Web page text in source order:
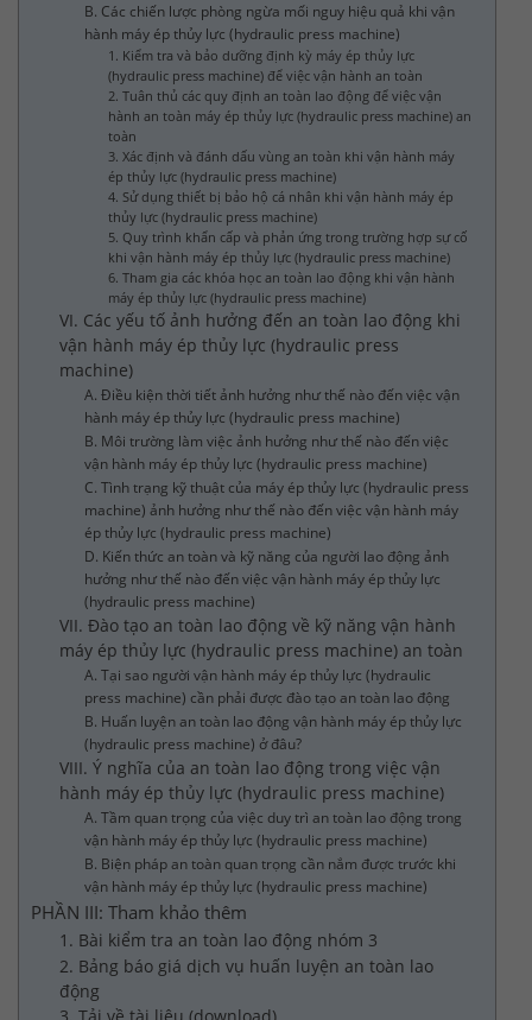
B. Các chiến lược phòng ngừa mối nguy hiệu quả khi vận
hành máy ép thủy lực (hydraulic press machine)
1. Kiểm tra và bảo dưỡng định kỳ máy ép thủy lực
(hydraulic press machine) để việc vận hành an toàn
2. Tuân thủ các quy định an toàn lao động để việc vận
hành an toàn máy ép thủy lực (hydraulic press machine) an
toàn
3. Xác định và đánh dấu vùng an toàn khi vận hành máy
ép thủy lực (hydraulic press machine)
4. Sử dụng thiết bị bảo hộ cá nhân khi vận hành máy ép
thủy lực (hydraulic press machine)
5. Quy trình khẩn cấp và phản ứng trong trường hợp sự cố
khi vận hành máy ép thủy lực (hydraulic press machine)
6. Tham gia các khóa học an toàn lao động khi vận hành
máy ép thủy lực (hydraulic press machine)
VI. Các yếu tố ảnh hưởng đến an toàn lao động khi
vận hành máy ép thủy lực (hydraulic press
machine)
A. Điều kiện thời tiết ảnh hưởng như thế nào đến việc vận
hành máy ép thủy lực (hydraulic press machine)
B. Môi trường làm việc ảnh hưởng như thế nào đến việc
vận hành máy ép thủy lực (hydraulic press machine)
C. Tình trạng kỹ thuật của máy ép thủy lực (hydraulic press
machine) ảnh hưởng như thế nào đến việc vận hành máy
ép thủy lực (hydraulic press machine)
D. Kiến thức an toàn và kỹ năng của người lao động ảnh
hưởng như thế nào đến việc vận hành máy ép thủy lực
(hydraulic press machine)
VII. Đào tạo an toàn lao động về kỹ năng vận hành
máy ép thủy lực (hydraulic press machine) an toàn
A. Tại sao người vận hành máy ép thủy lực (hydraulic
press machine) cần phải được đào tạo an toàn lao động
B. Huấn luyện an toàn lao động vận hành máy ép thủy lực
(hydraulic press machine) ở đâu?
VIII. Ý nghĩa của an toàn lao động trong việc vận
hành máy ép thủy lực (hydraulic press machine)
A. Tầm quan trọng của việc duy trì an toàn lao động trong
vận hành máy ép thủy lực (hydraulic press machine)
B. Biện pháp an toàn quan trọng cần nắm được trước khi
vận hành máy ép thủy lực (hydraulic press machine)
PHẦN III: Tham khảo thêm
1. Bài kiểm tra an toàn lao động nhóm 3
2. Bảng báo giá dịch vụ huấn luyện an toàn lao
động